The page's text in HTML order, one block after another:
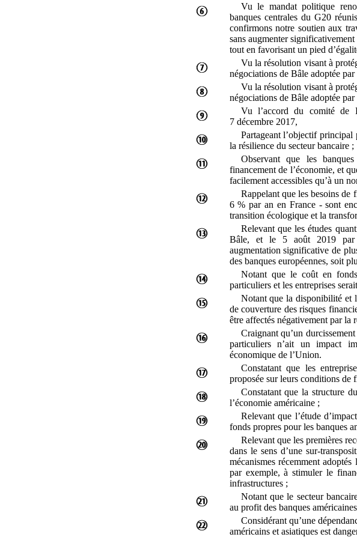
Vu le mandat politique
banques centrales du G20
confirmons notre soutien aux
sans augmenter
tout en favorisant un pied
Vu la résolution visant à
négociations de Bâle adoptée
Vu la résolution visant à
négociations de Bâle adoptée
Vu l’accord du comité de
7 décembre 2017,
Partageant l’objectif
la résilience du secteur bancaire ;
Observant que les
financement de l’économie, et
facilement accessibles qu’à un
Rappelant que les besoins de
6 % par an en France ‑sont
transition écologique et la
Relevant que les études
Bâle, et le 5
août
2019
augmentation significative de
des banques européennes, soit
Notant que le coût en
particuliers et les entreprises
Notant que la disponibilité et
de couverture des risques
être affectés négativement par la
Craignant qu’un
particuliers n’ait un impact
économique de l’Union.
Constatant que les
proposée sur leurs conditions de
Constatant que la structure
l’économie américaine ;
Relevant que l’étude
fonds propres pour les banques
Relevant que les premières
dans le sens d’une sur‑
mécanismes récemment
par exemple, à stimuler le
infrastructures ;
Notant que le secteur
au profit des banques américaines
Considérant qu’une
américains et asiatiques est